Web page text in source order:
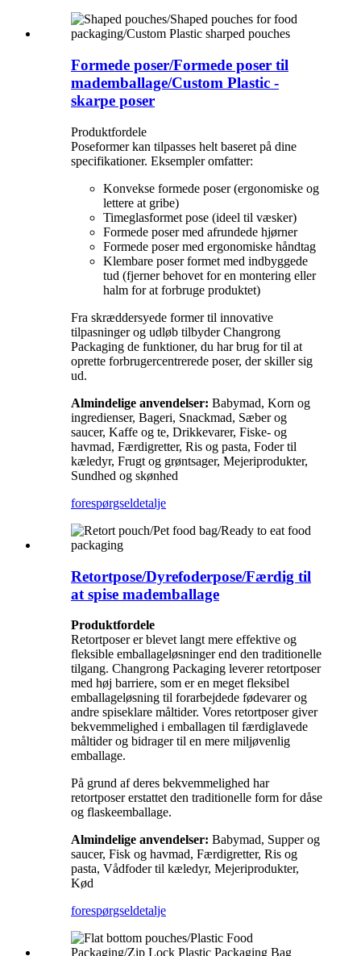
Formede poser/Formede poser til
mademballage/Custom Plastic -
skarpe poser
Produktfordele
Poseformer kan tilpasses helt baseret på dine
specifikationer. Eksempler omfatter:
Konvekse formede poser (ergonomiske og
lettere at gribe)
Timeglasformet pose (ideel til væsker)
Formede poser med afrundede hjørner
Formede poser med ergonomiske håndtag
Klembare poser formet med indbyggede
tud (fjerner behovet for en montering eller
halm for at forbruge produktet)
Fra skræddersyede former til innovative
tilpasninger og udløb tilbyder Changrong
Packaging de funktioner, du har brug for til at
oprette forbrugercentrerede poser, der skiller sig
ud.
Almindelige anvendelser: Babymad, Korn og
ingredienser, Bageri, Snackmad, Sæber og
saucer, Kaffe og te, Drikkevarer, Fiske- og
havmad, Færdigretter, Ris og pasta, Foder til
kæledyr, Frugt og grøntsager, Mejeriprodukter,
Sundhed og skønhed
forespørgseldetalje
Retortpose/Dyrefoderpose/Færdig til
at spise mademballage
Produktfordele
Retortposer er blevet langt mere effektive og
fleksible emballageløsninger end den traditionelle
tilgang. Changrong Packaging leverer retortposer
med høj barriere, som er en meget fleksibel
emballageløsning til forarbejdede fødevarer og
andre spiseklare måltider. Vores retortposer giver
bekvemmelighed i emballagen til færdiglavede
måltider og bidrager til en mere miljøvenlig
emballage.
På grund af deres bekvemmelighed har
retortposer erstattet den traditionelle form for dåse
og flaskeemballage.
Almindelige anvendelser: Babymad, Supper og
saucer, Fisk og havmad, Færdigretter, Ris og
pasta, Vådfoder til kæledyr, Mejeriprodukter,
Kød
forespørgseldetalje